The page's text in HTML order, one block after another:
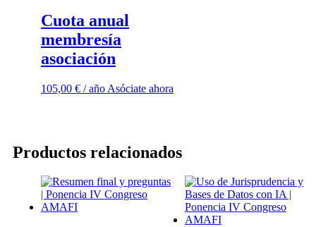
Cuota anual
membresía
asociación
105,00 € / año Asóciate ahora
Productos relacionados